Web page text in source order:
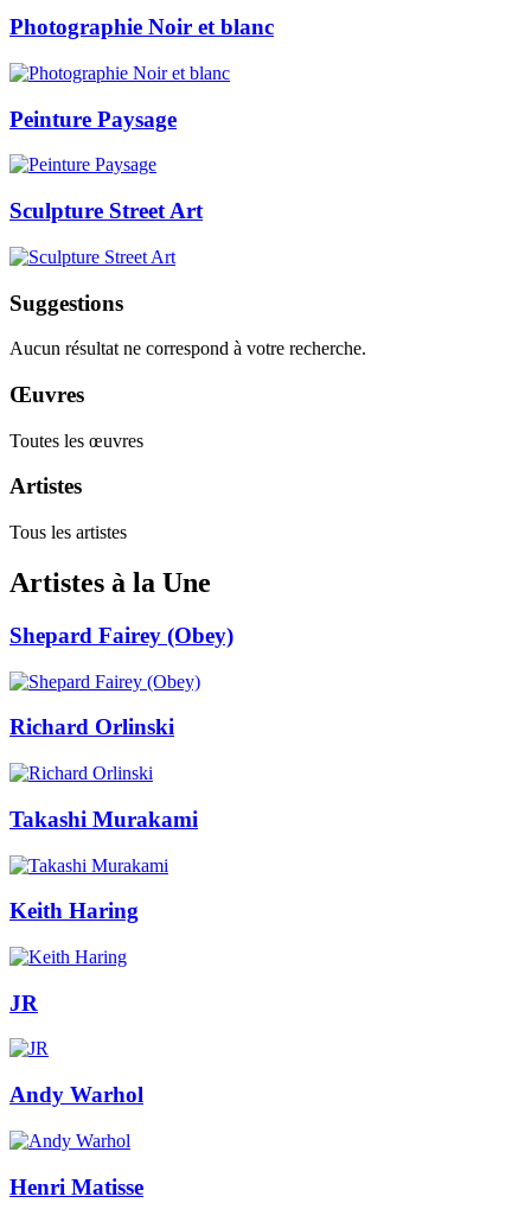
Photographie Noir et blanc
Peinture Paysage
Sculpture Street Art
Suggestions
Aucun résultat ne correspond à votre recherche.
Œuvres
Toutes les œuvres
Artistes
Tous les artistes
Artistes à la Une
Shepard Fairey (Obey)
Richard Orlinski
Takashi Murakami
Keith Haring
JR
Andy Warhol
Henri Matisse